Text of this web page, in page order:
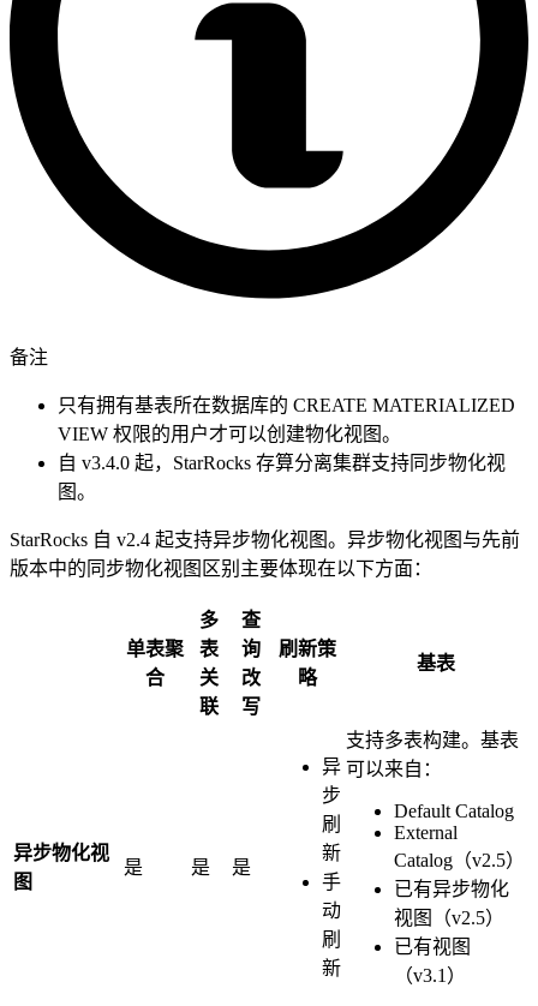
备注
只有拥有基表所在数据库的 CREATE MATERIALIZED
VIEW 权限的用户才可以创建物化视图。
自 v3.4.0 起，StarRocks 存算分离集群支持同步物化视
图。
StarRocks 自 v2.4 起支持异步物化视图。异步物化视图与先前
版本中的同步物化视图区别主要体现在以下方面：
单表聚
合
多
表
关
联
查
询
改
写
刷新策
略
基表
异步物化视
图
是 是 是
异
步
刷
新
手
动
刷
新
支持多表构建。基表
可以来自：
Default Catalog
External
Catalog（v2.5）
已有异步物化
视图（v2.5）
已有视图
（v3.1）